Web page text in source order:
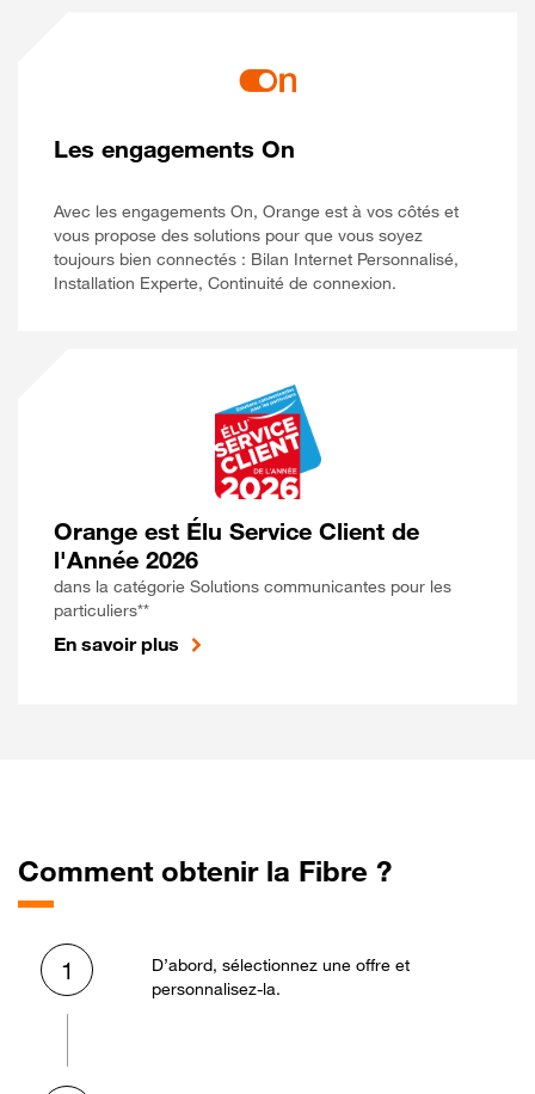
Les engagements On
Avec les engagements On, Orange est à vos côtés et
vous propose des solutions pour que vous soyez
toujours bien connectés : Bilan Internet Personnalisé,
Installation Experte, Continuité de connexion.
Orange est Élu Service Client de
l'Année 2026
dans la catégorie Solutions communicantes pour les
particuliers**
En savoir plus
Comment obtenir la Fibre ?
1
D’abord, sélectionnez une offre et
personnalisez-la.